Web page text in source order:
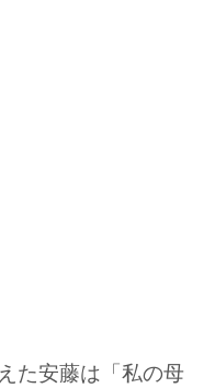
た安藤は「私の母